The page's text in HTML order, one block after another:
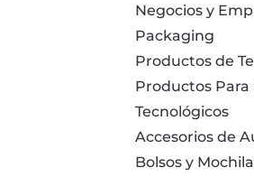
Negocios y
Packaging
Productos de
Productos
Tecnológicos
Accesorios de
Bolsos y